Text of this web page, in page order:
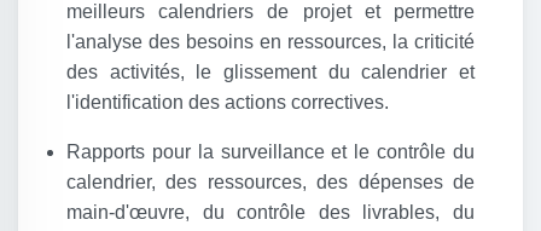
meilleurs calendriers de projet et permettre
l'analyse des besoins en ressources, la criticité
des activités, le glissement du calendrier et
l'identification des actions correctives.
Rapports pour la surveillance et le contrôle du
calendrier, des ressources, des dépenses de
main-d'œuvre, du contrôle des livrables, du